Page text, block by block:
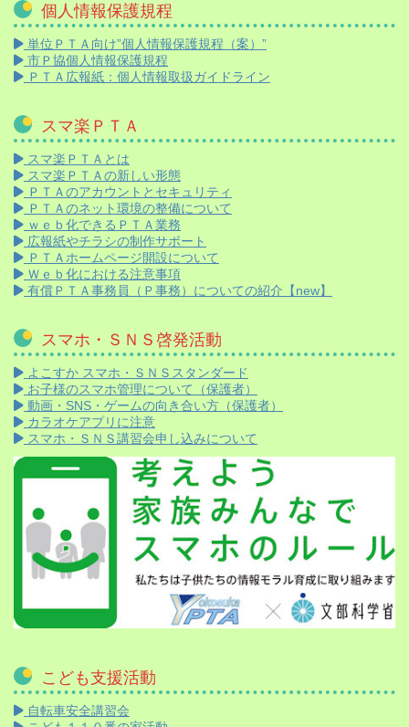
個人情報保護規程
単位ＰＴＡ向け”個人情報保護規程（案）”
市Ｐ協個人情報保護規程
ＰＴＡ広報紙：個人情報取扱ガイドライン
スマ楽ＰＴＡ
スマ楽ＰＴＡとは
スマ楽ＰＴＡの新しい形態
ＰＴＡのアカウントとセキュリティ
ＰＴＡのネット環境の整備について
ｗｅｂ化できるＰＴＡ業務
広報紙やチラシの制作サポート
ＰＴＡホームページ開設について
Ｗｅｂ化における注意事項
有償ＰＴＡ事務員（Ｐ事務）についての紹介【new】
スマホ・ＳＮＳ啓発活動
よこすか スマホ・ＳＮＳスタンダード
お子様のスマホ管理について（保護者）
動画・SNS・ゲームの向き合い方（保護者）
カラオケアプリに注意
スマホ・ＳＮＳ講習会申し込みについて
こども支援活動
自転車安全講習会